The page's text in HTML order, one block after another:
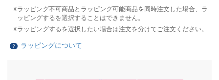
ラッピング不可商品とラッピング可能商品を同時注文した場合、ラ
ッピングするを選択することはできません。
ラッピングするを選択したい場合は注文を分けてご注文ください。
？ ラッピングについて